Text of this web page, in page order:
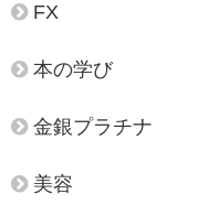
FX
本の学び
金銀プラチナ
美容